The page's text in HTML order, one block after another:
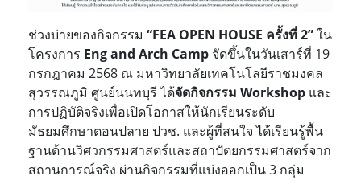
ช่วงบ่ายของกิจกรรม “FEA OPEN HOUSE ครั้งที่ 2”ใน
โครงการ Eng and Arch Camp จัดขึ้นในวันเสาร์ที่ 19
กรกฎาคม 2568 ณ มหาวิทยาลัยเทคโนโลยีราชมงคล
สุวรรณภูมิ ศูนย์นนทบุรี ได้จัดกิจกรรม Workshop และ
การปฏิบัติจริงเพื่อเปิดโอกาสให้นักเรียนระดับ
มัธยมศึกษาตอนปลาย ปวช. และผู้ที่สนใจ ได้เรียนรู้พื้น
ฐานด้านวิศวกรรมศาสตร์และสถาปัตยกรรมศาสตร์จาก
สถานการณ์จริง ผ่านกิจกรรมที่แบ่งออกเป็น 3 กลุ่ม